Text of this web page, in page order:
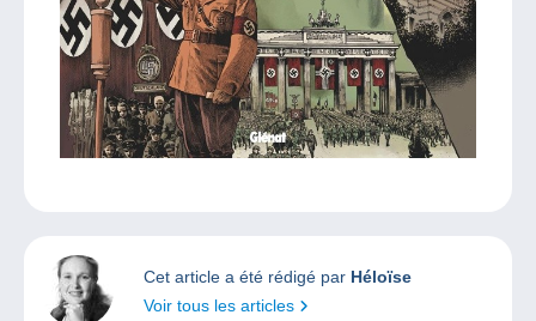
Cet article a été rédigé par Héloïse
Voir tous les articles